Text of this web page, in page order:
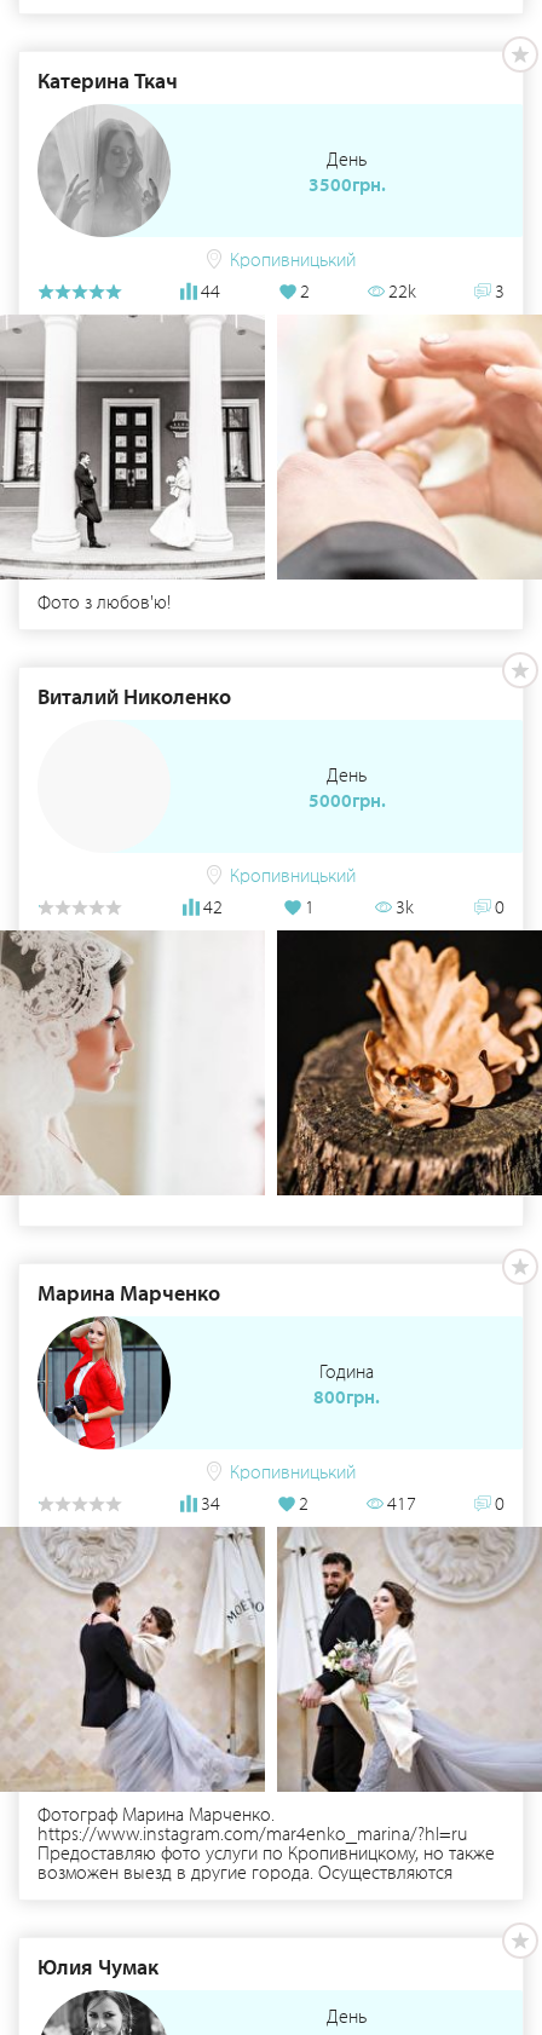
Катерина Ткач
День
3500грн.
Кропивницький
44
2 22k 3
Фото з любов'ю!
Виталий Николенко
День
5000грн.
Кропивницький
42
1 3k 0
Марина Марченко
Година
800грн.
Кропивницький
34
2 417 0
Фотограф Марина Марченко.
https://www.instagram.com/mar4enko_marina/?hl=ru
Предоставляю фото услуги по Кропивницкому, но также
возможен выезд в другие города. Осуществляются
фотосессия выходит уникальной
Юлия Чумак
День